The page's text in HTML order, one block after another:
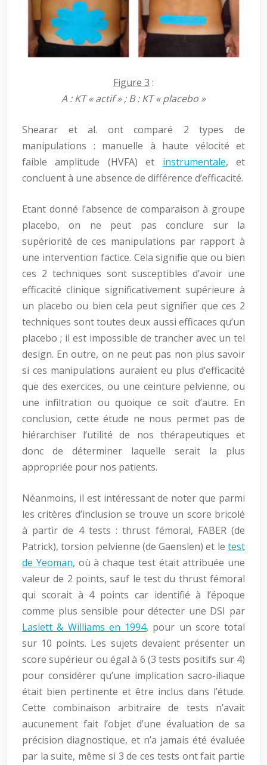
Figure 3 :
A : KT « actif » ; B : KT « placebo »
Shearar et al. ont comparé 2 types de
manipulations : manuelle à haute vélocité et
faible amplitude (HVFA) et instrumentale, et
concluent à une absence de différence d’efficacité.
Etant donné l’absence de comparaison à groupe
placebo, on ne peut pas conclure sur la
supériorité de ces manipulations par rapport à
une intervention factice. Cela signifie que ou bien
ces 2 techniques sont susceptibles d’avoir une
efficacité clinique significativement supérieure à
un placebo ou bien cela peut signifier que ces 2
techniques sont toutes deux aussi efficaces qu’un
placebo ; il est impossible de trancher avec un tel
design. En outre, on ne peut pas non plus savoir
si ces manipulations auraient eu plus d’efficacité
que des exercices, ou une ceinture pelvienne, ou
une infiltration ou quoique ce soit d’autre. En
conclusion, cette étude ne nous permet pas de
hiérarchiser l’utilité de nos thérapeutiques et
donc de déterminer laquelle serait la plus
appropriée pour nos patients.
Néanmoins, il est intéressant de noter que parmi
les critères d’inclusion se trouve un score bricolé
à partir de 4 tests : thrust fémoral, FABER (de
Patrick), torsion pelvienne (de Gaenslen) et le test
de Yeoman, où à chaque test était attribuée une
valeur de 2 points, sauf le test du thrust fémoral
qui scorait à 4 points car identifié à l’époque
comme plus sensible pour détecter une DSI par
Laslett & Williams en 1994, pour un score total
sur 10 points. Les sujets devaient présenter un
score supérieur ou égal à 6 (3 tests positifs sur 4)
pour considérer qu’une implication sacro-iliaque
était bien pertinente et être inclus dans l’étude.
Cette combinaison arbitraire de tests n’avait
aucunement fait l’objet d’une évaluation de sa
précision diagnostique, et n’a jamais été évaluée
par la suite, même si 3 de ces tests ont fait partie